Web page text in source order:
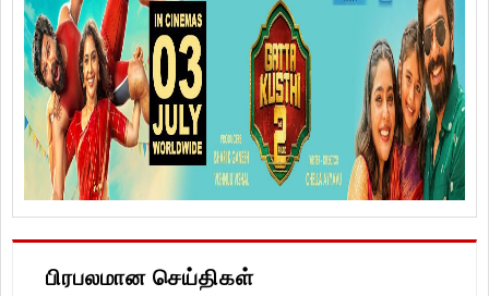
பிரபலமான செய்திகள்